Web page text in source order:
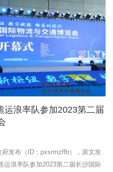
运浪率队参加2023第二届
发布（ID：pxsrmzffb），原文发
运浪率队参加2023第二届长沙国际